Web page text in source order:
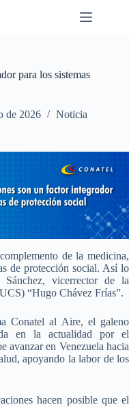
para los sistemas
de 2026 Noticia
de la medicina,
de protección social. Así lo
vicerrector de la
“Hugo Chávez Frías”.
Conatel al Aire, el galeno
en la actualidad por el
avanzar en Venezuela hacia
apoyando la labor de los
hacen posible que el